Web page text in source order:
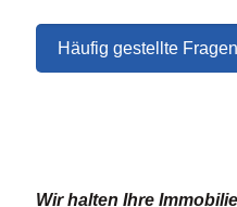
Häufig gestellte Fragen
Wir halten Ihre